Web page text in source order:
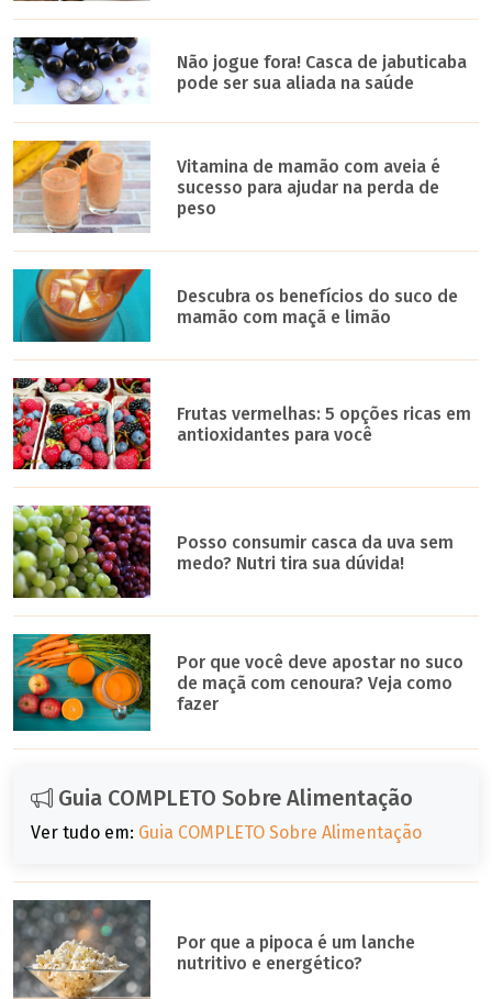
Não jogue fora! Casca de jabuticaba
pode ser sua aliada na saúde
Vitamina de mamão com aveia é
sucesso para ajudar na perda de
peso
Descubra os benefícios do suco de
mamão com maçã e limão
Frutas vermelhas: 5 opções ricas em
antioxidantes para você
Posso consumir casca da uva sem
medo? Nutri tira sua dúvida!
Por que você deve apostar no suco
de maçã com cenoura? Veja como
fazer
Guia COMPLETO Sobre Alimentação
Ver tudo em: Guia COMPLETO Sobre Alimentação
Por que a pipoca é um lanche
nutritivo e energético?